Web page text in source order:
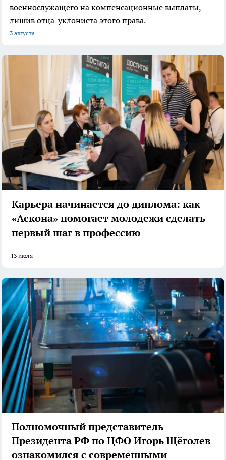
военнослужащего на компенсационные выплаты,
лишив отца-уклониста этого права.
3 августа
Карьера начинается до диплома: как
«Аскона» помогает молодежи сделать
первый шаг в профессию
13 июля
Полномочный представитель
Президента РФ по ЦФО Игорь Щёголев
ознакомился с современными